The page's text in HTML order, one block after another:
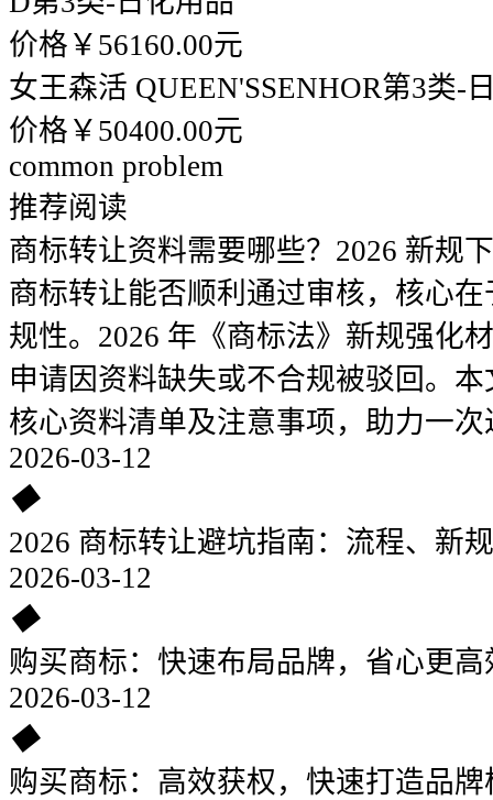
价格￥56160.00元
女王森活 QUEEN'SSENHOR第3类-
价格￥50400.00元
common problem
推荐阅读
商标转让资料需要哪些？2026 新规
商标转让能否顺利通过审核，核心
规性。2026 年《商标法》新规强化
申请因资料缺失或不合规被驳回。
核心资料清单及注意事项，助力一次
2026-03-12
◆
2026 商标转让避坑指南：流程、新
2026-03-12
◆
购买商标：快速布局品牌，省心更高
2026-03-12
◆
购买商标：高效获权，快速打造品